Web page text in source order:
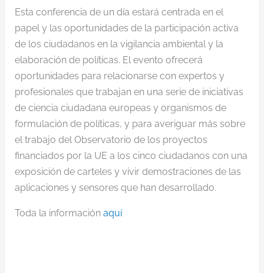
Esta conferencia de un día estará centrada en el
papel y las oportunidades de la participación activa
de los ciudadanos en la vigilancia ambiental y la
elaboración de políticas. El evento ofrecerá
oportunidades para relacionarse con expertos y
profesionales que trabajan en una serie de iniciativas
de ciencia ciudadana europeas y organismos de
formulación de políticas, y para averiguar más sobre
el trabajo del Observatorio de los proyectos
financiados por la UE a los cinco ciudadanos con una
exposición de carteles y vivir demostraciones de las
aplicaciones y sensores que han desarrollado.
Toda la información aquí